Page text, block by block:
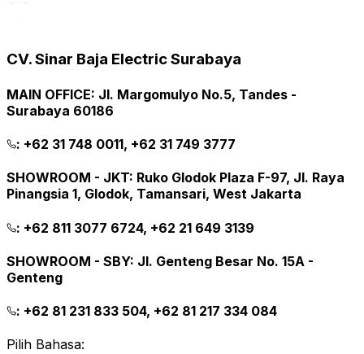
CV. Sinar Baja Electric Surabaya
MAIN OFFICE: Jl. Margomulyo No.5, Tandes -
Surabaya 60186
: +62 31 748 0011, +62 31 749 3777
SHOWROOM - JKT: Ruko Glodok Plaza F-97, Jl. Raya
Pinangsia 1, Glodok, Tamansari, West Jakarta
: +62 811 3077 6724, +62 21 649 3139
SHOWROOM - SBY: Jl. Genteng Besar No. 15A -
Genteng
: +62 81 231 833 504, +62 81 217 334 084
Pilih Bahasa: